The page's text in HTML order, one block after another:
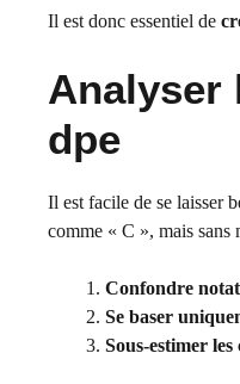
Il est donc essentiel de
Analyser
dpe
Il est facile de se laisser
comme « C », mais sans
Confondre
Se baser
Sous-estimer